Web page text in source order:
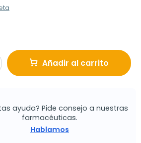
Añadir al carrito
ayuda? Pide consejo a nuestras
farmacéuticas.
Hablamos